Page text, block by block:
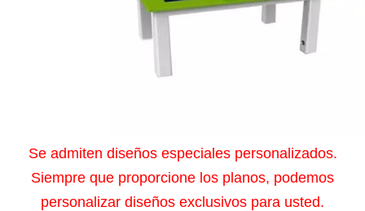
Se admiten diseños especiales personalizados.
Siempre que proporcione los planos, podemos
personalizar diseños exclusivos para usted.